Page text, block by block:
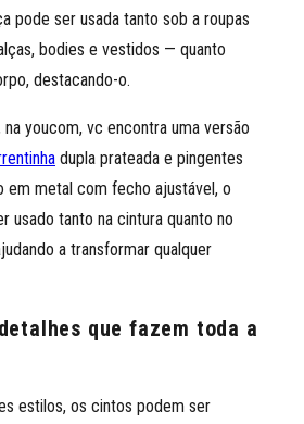
pode ser usada tanto sob a roupas
bodies e vestidos — quanto
destacando-o.
youcom, vc encontra uma versão
dupla prateada e pingentes
em metal com fecho ajustável, o
usado tanto na cintura quanto no
a transformar qualquer
que fazem toda a
estilos, os cintos podem ser